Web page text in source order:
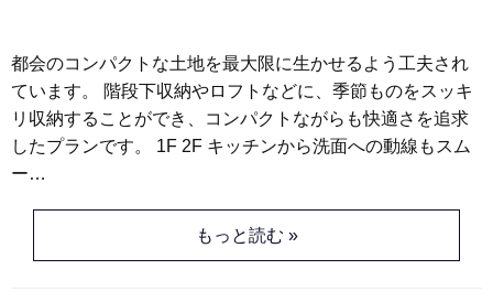
都会のコンパクトな土地を最大限に生かせるよう工夫され
ています。 階段下収納やロフトなどに、季節ものをスッキ
リ収納することができ、コンパクトながらも快適さを追求
したプランです。 1F 2F キッチンから洗面への動線もスム
ー…
もっと読む »